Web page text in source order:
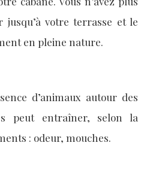
jusqu’à votre terrasse et le
en pleine nature.
d’animaux autour des
peut entraîner, selon la
: odeur, mouches.